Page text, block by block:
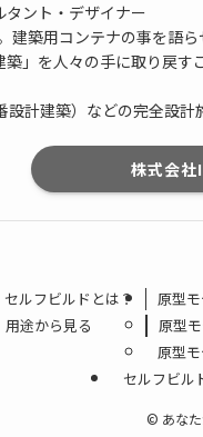
タント・デザイナー
築用コンテナの事を語ら
」を人々の手に取り戻す
計建築）などの完全設
株式会社
セルフビルドとは？
用途から見る
原型
原型
原型
セルフビル
© あな